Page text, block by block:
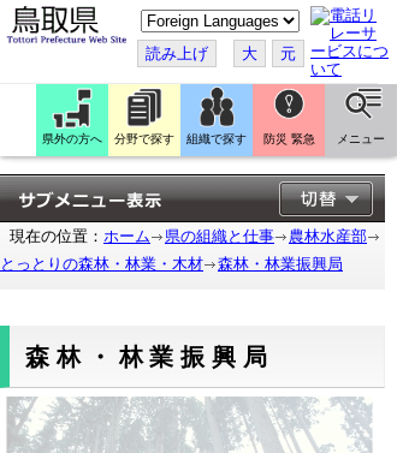
こ
の
ペ
ー
ジ
を
翻
訳
す
る
読み上げ 大 元
県外の方へ 分野で探す 組織で探す 防災 緊急 メニュー
現在の位置： ホーム 県の組織と仕事
農林水産部
とっとりの森林・林業・木材
森林・林業振興局
森林・林業振興局